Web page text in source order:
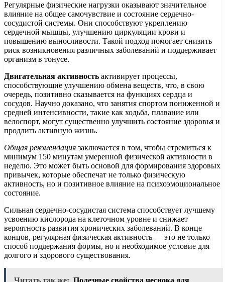
Регулярные физические нагрузки оказывают значительное
влияние на общее самочувствие и состояние сердечно-
сосудистой системы. Они способствуют укреплению
сердечной мышцы, улучшению циркуляции крови и
повышению выносливости. Такой подход помогает снизить
риск возникновения различных заболеваний и поддерживает
организм в тонусе.
Двигательная активность активирует процессы,
способствующие улучшению обмена веществ, что, в свою
очередь, позитивно сказывается на функциях сердца и
сосудов. Научно доказано, что занятия спортом пониженной и
средней интенсивности, такие как ходьба, плавание или
велоспорт, могут существенно улучшить состояние здоровья и
продлить активную жизнь.
Общая рекомендация заключается в том, чтобы стремиться к
минимум 150 минутам умеренной физической активности в
неделю. Это может быть основой для формирования здоровых
привычек, которые обеспечат не только физическую
активность, но и позитивное влияние на психоэмоциональное
состояние.
Сильная сердечно-сосудистая система способствует лучшему
усвоению кислорода на клеточном уровне и снижает
вероятность развития хронических заболеваний. В конце
концов, регулярная физическая активность — это не только
способ поддержания формы, но и необходимое условие для
долгого и здорового существования.